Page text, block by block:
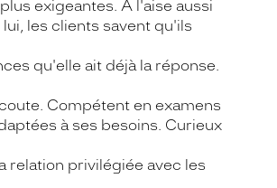
exigeantes. À l'aise aussi
les clients savent qu'ils
qu'elle ait déjà la réponse.
Compétent en examens
à ses besoins. Curieux
relation privilégiée avec les